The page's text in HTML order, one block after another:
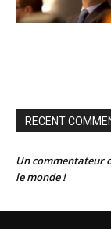
RECENT
Un commentateur
le monde !